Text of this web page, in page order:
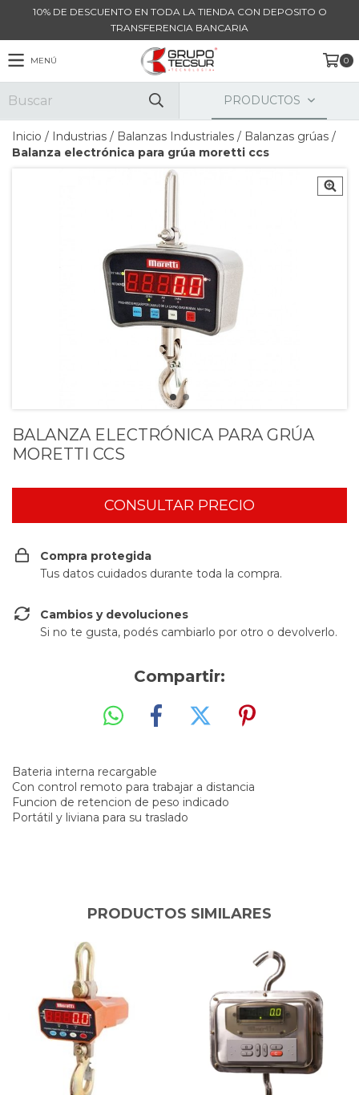
10% DE DESCUENTO EN TODA LA TIENDA CON DEPOSITO O
TRANSFERENCIA BANCARIA
MENÚ 0
PRODUCTOS
Inicio / Industrias / Balanzas Industriales / Balanzas grúas /
Balanza electrónica para grúa moretti ccs
BALANZA ELECTRÓNICA PARA GRÚA
MORETTI CCS
Compra protegida
Tus datos cuidados durante toda la compra.
Cambios y devoluciones
Si no te gusta, podés cambiarlo por otro o devolverlo.
Compartir:
Bateria interna recargable
Con control remoto para trabajar a distancia
Funcion de retencion de peso indicado
Portátil y liviana para su traslado
PRODUCTOS SIMILARES